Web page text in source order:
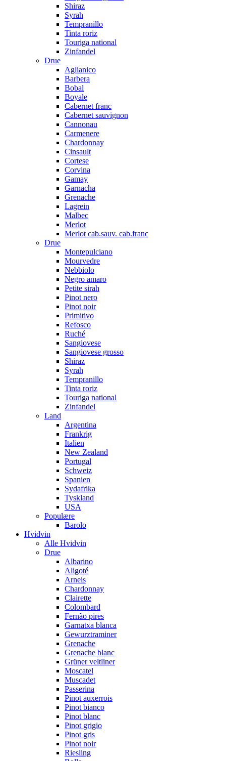
Shiraz
Syrah
Tempranillo
Tinta roriz
Touriga national
Zinfandel
Drue
Aglianico
Barbera
Bobal
Boyale
Cabernet franc
Cabernet sauvignon
Cannonau
Carmenere
Chardonnay
Cinsault
Cortese
Corvina
Gamay
Garnacha
Grenache
Lagrein
Malbec
Merlot
Merlot cab.sauv. cab.franc
Drue
Montepulciano
Mourvedre
Nebbiolo
Negro amaro
Petite sirah
Pinot nero
Pinot noir
Primitivo
Refosco
Ruché
Sangiovese
Sangiovese grosso
Shiraz
Syrah
Tempranillo
Tinta roriz
Touriga national
Zinfandel
Land
Argentina
Frankrig
Italien
New Zealand
Portugal
Schweiz
Spanien
Sydafrika
Tyskland
USA
Populære
Barolo
Hvidvin
Alle Hvidvin
Drue
Albarino
Aligoté
Arneis
Chardonnay
Clairette
Colombard
Fernão pires
Garnatxa blanca
Gewurztraminer
Grenache
Grenache blanc
Grüner veltliner
Moscatel
Muscadet
Passerina
Pinot auxerrois
Pinot bianco
Pinot blanc
Pinot grigio
Pinot gris
Pinot noir
Riesling